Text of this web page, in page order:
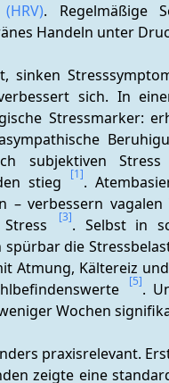
. Regelmäßige
Handeln unter
sinken
sich. In
Stressmarker:
subjektiven
stieg
[1].
– verbessern
[3]. Selbst in
die
Atmung, Kältereiz
[5].
Wochen
praxisrelevant.
zeigte eine